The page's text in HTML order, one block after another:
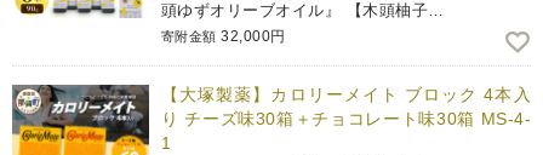
頭ゆずオリーブオイル』 【木頭柚子…
寄附金額 32,000円
【大塚製薬】カロリーメイト ブロック 4本入
り チーズ味30箱＋チョコレート味30箱 MS-4-
1